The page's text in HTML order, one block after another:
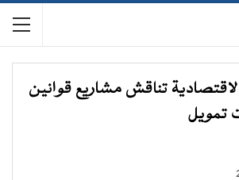
تناقش مشاريع قوانين
تمويل